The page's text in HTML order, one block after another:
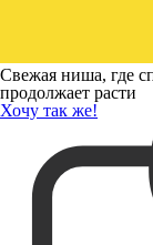
Свежая ниша, где
продолжает расти
Хочу так же!